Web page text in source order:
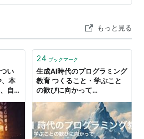
もっと見る
い
本
自分
え
24 ブックマーク
生成AI時代のプログラミング
教育 つくること・学ぶこと
の歓びに向かって
InTheGenAIEra